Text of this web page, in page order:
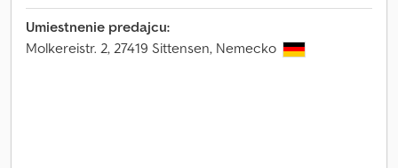
Umiestnenie predajcu:
Molkereistr. 2, 27419 Sittensen, Nemecko